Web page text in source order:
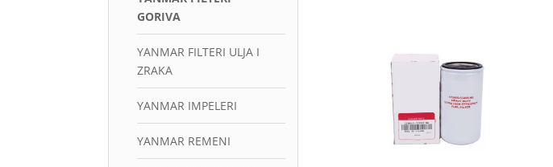
GORIVA
YANMAR FILTERI ULJA I
ZRAKA
YANMAR IMPELERI
YANMAR REMENI